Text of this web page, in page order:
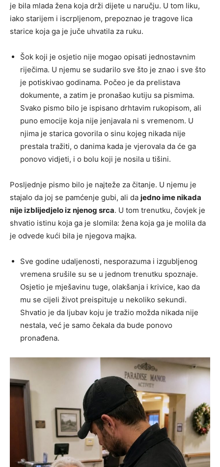
je bila mlada žena koja drži dijete u naručju. U tom liku,
iako starijem i iscrpljenom, prepoznao je tragove lica
starice koja ga je juče uhvatila za ruku.
Šok koji je osjetio nije mogao opisati jednostavnim
riječima. U njemu se sudarilo sve što je znao i sve što
je potiskivao godinama. Počeo je da prelistava
dokumente, a zatim je pronašao kutiju sa pismima.
Svako pismo bilo je ispisano drhtavim rukopisom, ali
puno emocije koja nije jenjavala ni s vremenom. U
njima je starica govorila o sinu kojeg nikada nije
prestala tražiti, o danima kada je vjerovala da će ga
ponovo vidjeti, i o bolu koji je nosila u tišini.
Posljednje pismo bilo je najteže za čitanje. U njemu je
stajalo da joj se pamćenje gubi, ali da jedno ime nikada
nije izblijedjelo iz njenog srca. U tom trenutku, čovjek je
shvatio istinu koja ga je slomila: žena koja ga je molila da
je odvede kući bila je njegova majka.
Sve godine udaljenosti, nesporazuma i izgubljenog
vremena srušile su se u jednom trenutku spoznaje.
Osjetio je mješavinu tuge, olakšanja i krivice, kao da
mu se cijeli život preispituje u nekoliko sekundi.
Shvatio je da ljubav koju je tražio možda nikada nije
nestala, već je samo čekala da bude ponovo
pronađena.